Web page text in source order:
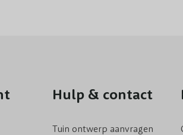
Hulp & contact
Tuin ontwerp aanvragen